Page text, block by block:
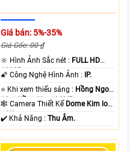
Giá bán: 5%-35%
Giá Gốc: 00 ₫
🔆 Hình Ảnh Sắc nét : FULL HD
1080P .
🌠 Công Nghệ Hình Ảnh :
IP.
⭐ Khi xem thiếu sáng : Hồng Ngoại
10m Hồng Ngoại SMD.
🕸️ Camera Thiết Kế Dome Kim loại
+ Nhựa.
️✔️ Khả Năng :Thu Âm.